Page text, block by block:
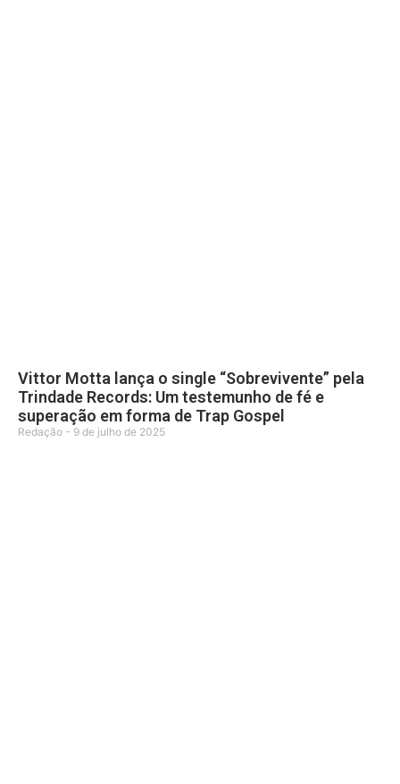
Vittor Motta lança o single “Sobrevivente” pela
Trindade Records: Um testemunho de fé e
superação em forma de Trap Gospel
Redação 9 de julho de 2025